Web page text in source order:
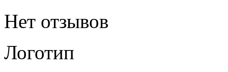
Нет отзывов
Логотип